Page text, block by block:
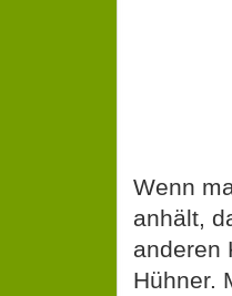
Wenn
anhält,
anderen
Hühner.